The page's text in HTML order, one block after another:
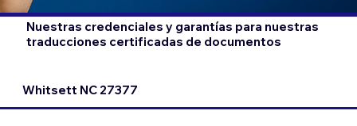
Nuestras credenciales y garantías para nuestras
traducciones certificadas de documentos
Whitsett NC 27377